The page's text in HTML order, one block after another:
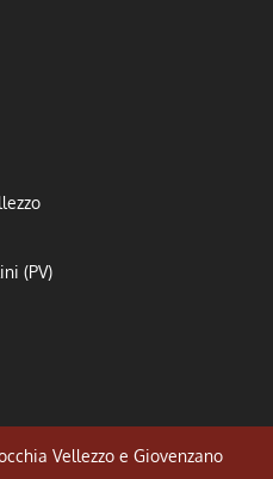
(PV)
Vellezzo e Giovenzano